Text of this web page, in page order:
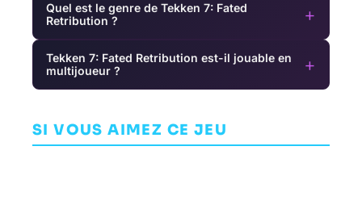
Quel est le genre de Tekken 7: Fated
Retribution ?
+
Tekken 7: Fated Retribution est-il jouable en
multijoueur ?
+
SI VOUS AIMEZ CE JEU
Mortal
NETHERREALM
COMBAT